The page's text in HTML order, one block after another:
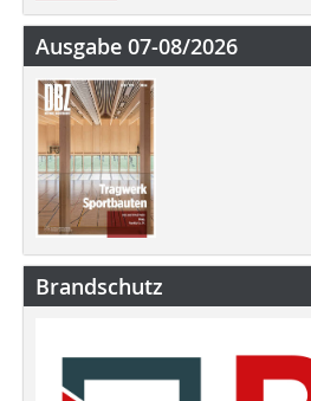
Ausgabe 07-08/2026
Brandschutz